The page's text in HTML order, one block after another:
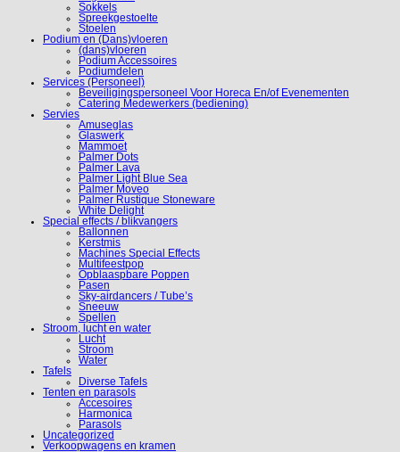
Sokkels
Spreekgestoelte
Stoelen
Podium en (Dans)vloeren
(dans)vloeren
Podium Accessoires
Podiumdelen
Services (Personeel)
Beveiligingspersoneel Voor Horeca En/of Evenementen
Catering Medewerkers (bediening)
Servies
Amuseglas
Glaswerk
Mammoet
Palmer Dots
Palmer Lava
Palmer Light Blue Sea
Palmer Moveo
Palmer Rustique Stoneware
White Delight
Special effects / blikvangers
Ballonnen
Kerstmis
Machines Special Effects
Multifeestpop
Opblaaspbare Poppen
Pasen
Sky-airdancers / Tube’s
Sneeuw
Spellen
Stroom, lucht en water
Lucht
Stroom
Water
Tafels
Diverse Tafels
Tenten en parasols
Accesoires
Harmonica
Parasols
Uncategorized
Verkoopwagens en kramen